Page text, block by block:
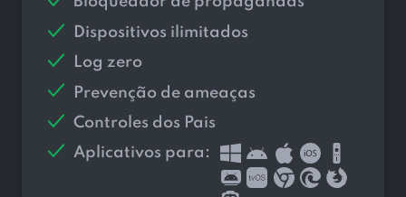
Dispositivos ilimitados
Log zero
Prevenção de ameaças
Controles dos Pais
Aplicativos para: